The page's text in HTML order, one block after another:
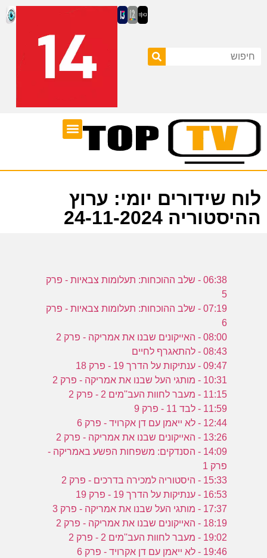
לוח שידורים יומי: ערוץ
ההיסטוריה 24-11-2024
06:38 - שלב ההוכחות: תעלומות צבאיות - פרק
5
07:19 - שלב ההוכחות: תעלומות צבאיות - פרק
6
08:00 - האייקונים שבנו את אמריקה - פרק 2
08:43 - להתאגרף לחיים
09:47 - ענתיקות על הדרך 19 - פרק 18
10:31 - מותגי העל שבנו את אמריקה - פרק 2
11:15 - מעבר לחוות העב''מים 2 - פרק 2
11:59 - לבד 11 - פרק 9
12:44 - לא ייאמן עם דן אקרויד - פרק 6
13:26 - האייקונים שבנו את אמריקה - פרק 2
14:09 - הסנדקים: משפחות הפשע באמריקה -
פרק 1
15:33 - היסטוריה למכירה בדרכים - פרק 2
16:53 - ענתיקות על הדרך 19 - פרק 19
17:37 - מותגי העל שבנו את אמריקה - פרק 3
18:19 - האייקונים שבנו את אמריקה - פרק 2
19:02 - מעבר לחוות העב''מים 2 - פרק 2
19:46 - לא ייאמן עם דן אקרויד - פרק 6